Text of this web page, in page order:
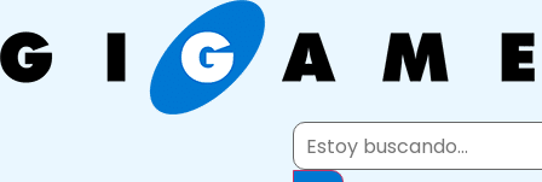
al
contenido
Search